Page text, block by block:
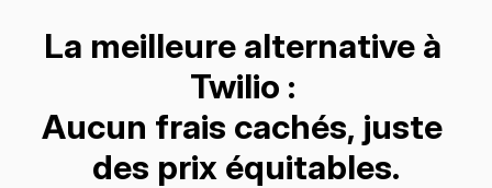
La meilleure alternative à
Twilio :
Aucun frais cachés, juste
des prix équitables.